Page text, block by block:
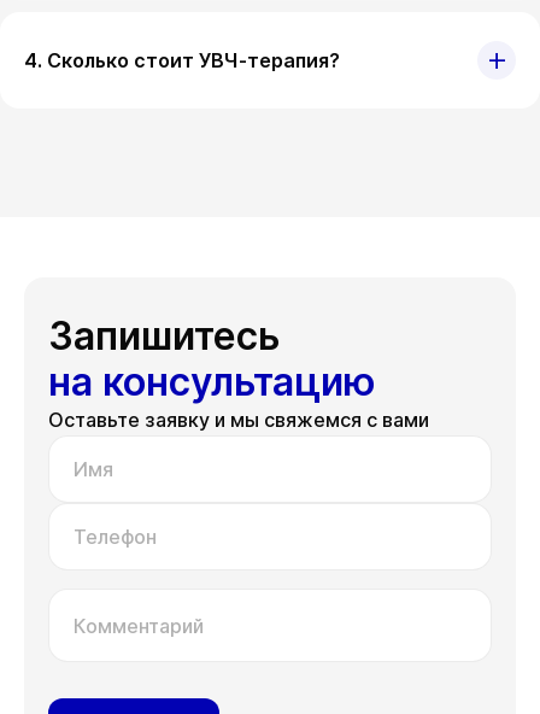
4. Сколько стоит УВЧ-терапия?
Запишитесь
на консультацию
Оставьте заявку и мы свяжемся с вами
Имя
Телефон
Комментарий